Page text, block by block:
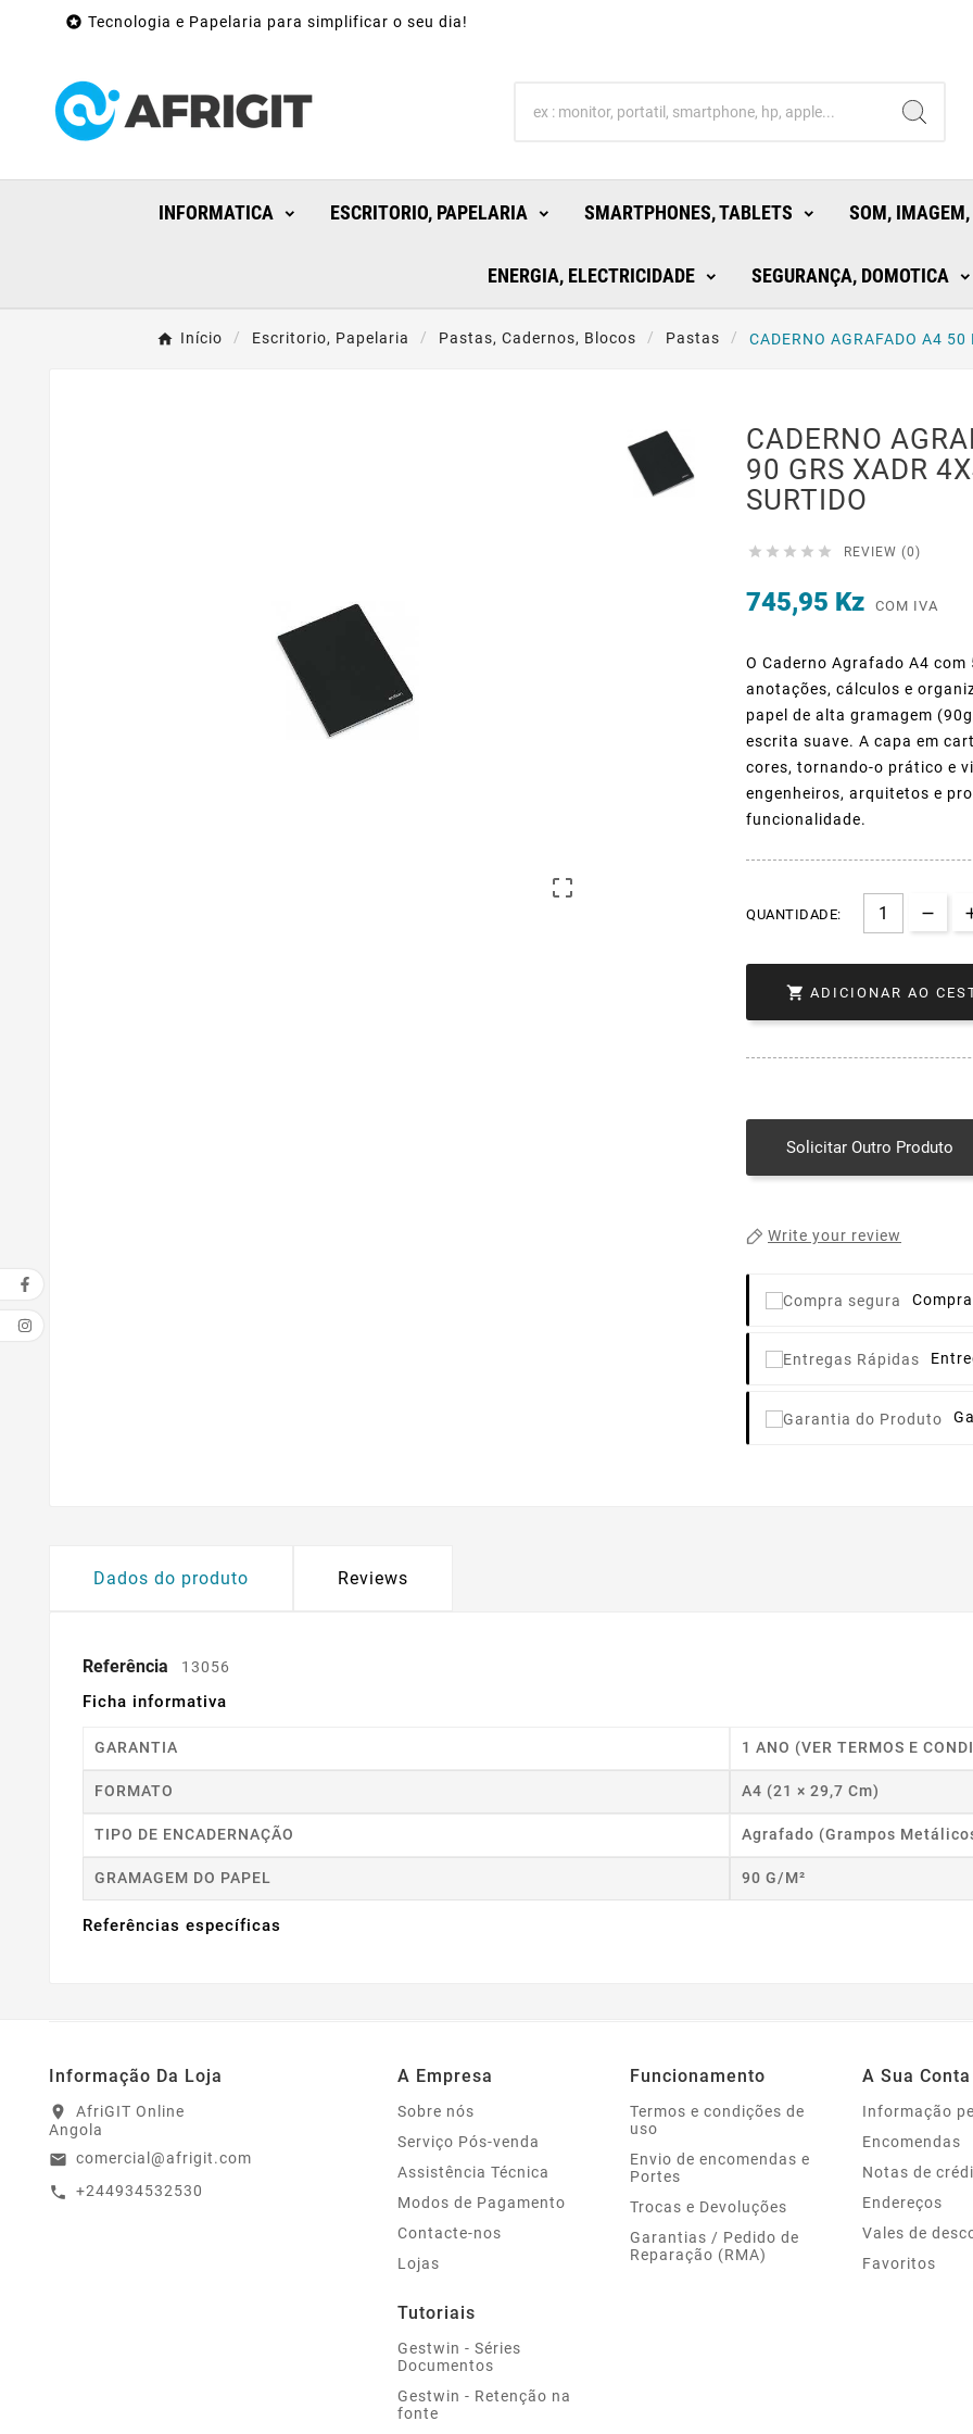
 Tecnologia e Papelaria para simplificar o seu dia!
INFORMATICA ESCRITORIO, PAPELARIA SMARTPHONES, TABLETS SOM,
ENERGIA, ELECTRICIDADE SEGURANÇA, DOMOTICA
Início Escritorio, Papelaria Pastas, Cadernos, Blocos Pastas CADERNO AGRAFADO A4

CADERNO
90 GRS XADR
SURTIDO
     REVIEW (0)
745,95 Kz COM IVA
O Caderno Agrafado A4
anotações, cálculos e
papel de alta gramagem
escrita suave. A capa em
cores, tornando-o prático e
engenheiros, arquitetos e
funcionalidade.
QUANTIDADE:
 ADICIONAR AO
Solicitar Outro Produto
Write your review
Dados do produto Reviews
Referência 13056
Ficha informativa
GARANTIA 1 ANO (VER TERMOS E
FORMATO A4 (21 × 29,7 Cm)
TIPO DE ENCADERNAÇÃO Agrafado (grampos
GRAMAGEM DO PAPEL 90 G/m²
Referências específicas
Informação Da Loja
location_on
AfriGIT Online
Angola
email comercial@afrigit.com
call +244934532530
A Empresa
Sobre nós
Serviço Pós-venda
Assistência Técnica
Modos de Pagamento
Contacte-nos
Lojas
Tutoriais
Gestwin - Séries
Documentos
Gestwin - Retenção na
fonte
Funcionamento
Termos e condições de
uso
Envio de encomendas e
Portes
Trocas e Devoluções
Garantias / Pedido de
Reparação (RMA)
A Sua Conta
Informação
Encomendas
Notas de
Endereços
Vales de
Favoritos